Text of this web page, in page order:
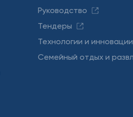
Руководство
Тендеры
Технологии и инновации
Семейный отдых и